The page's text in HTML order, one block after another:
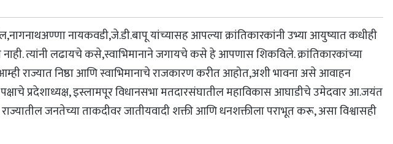
नायकवडी,जे.डी.बापू यांच्यासह आपल्या क्रांतिकारकांनी उभ्या आयुष्यात कधीही
नाही. त्यांनी लढायचे कसे,स्वाभिमानाने जगायचे कसे हे आपणास शिकविले. क्रांतिकारकांच्या
राज्यात निष्ठा आणि स्वाभिमानाचे राजकारण करीत आहोत,अशी भावना असे आवाहन
पक्षाचे प्रदेशाध्यक्ष, इस्लामपूर विधानसभा मतदारसंघातील महाविकास आघाडीचे उमेदवार आ.जयंत
जनतेच्या ताकदीवर जातीयवादी शक्ती आणि धनशक्तीला पराभूत करू, असा विश्वासही